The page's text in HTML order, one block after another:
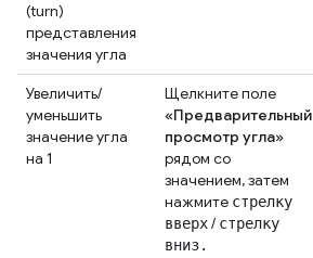
(turn)
представления
значения угла
Увеличить/
уменьшить
значение угла
на 1
Щелкните поле
«Предварительный
просмотр угла»
рядом со
значением, затем
нажмите стрелку
вверх/ стрелку
вниз.